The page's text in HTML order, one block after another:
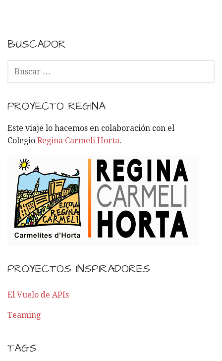
BUSCADOR
C
R
:
PROYECTO REGINA
Este viaje lo hacemos en colaboración con el
Colegio Regina Carmeli Horta.
PROYECTOS INSPIRADORES
El Vuelo de APIs
Teaming
TAGS